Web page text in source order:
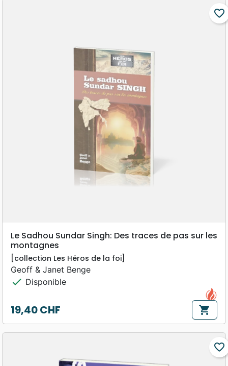
favorite_border
Le Sadhou Sundar Singh: Des traces de pas sur les
montagnes
[collection Les Héros de la foi]
Geoff & Janet Benge
check Disponible
Prix
19,40 CHF shopping_cart
favorite_border